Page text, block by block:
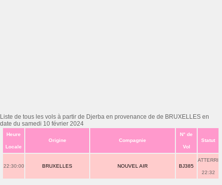
Liste de tous les vols à partir de Djerba en provenance de de BRUXELLES en
date du samedi 10 février 2024
Heure
Locale
Origine Compagnie
N° de
Vol
Statut
22:30:00 BRUXELLES NOUVEL AIR BJ385
ATTERRI
22:32